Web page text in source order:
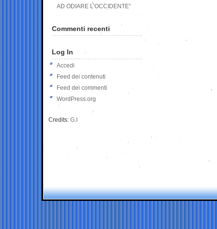
AD ODIARE L’OCCIDENTE”
Commenti recenti
Log In
Accedi
Feed dei contenuti
Feed dei commenti
WordPress.org
Credits: G.I